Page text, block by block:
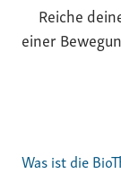
Reiche
einer
Was ist die